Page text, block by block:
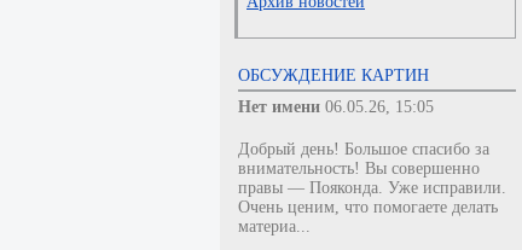
ОБСУЖДЕНИЕ КАРТИН
Нет имени 06.05.26, 15:05
Добрый день! Большое спасибо за
внимательность! Вы совершенно
правы — Пояконда. Уже исправили.
Очень ценим, что помогаете делать
материа...